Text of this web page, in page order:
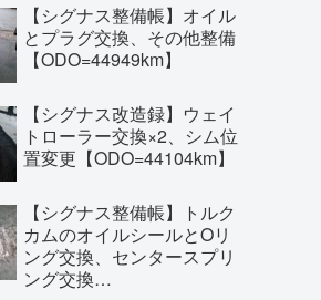
【シグナス整備帳】オイル
とプラグ交換、その他整備
【ODO=44949km】
【シグナス改造録】ウェイ
トローラー交換×2、シム位
置変更【ODO=44104km】
【シグナス整備帳】トルク
カムのオイルシールとOリ
ング交換、センタースプリ
ング交換